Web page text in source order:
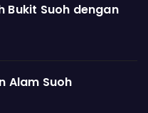
Bukit Suoh dengan
Alam Suoh